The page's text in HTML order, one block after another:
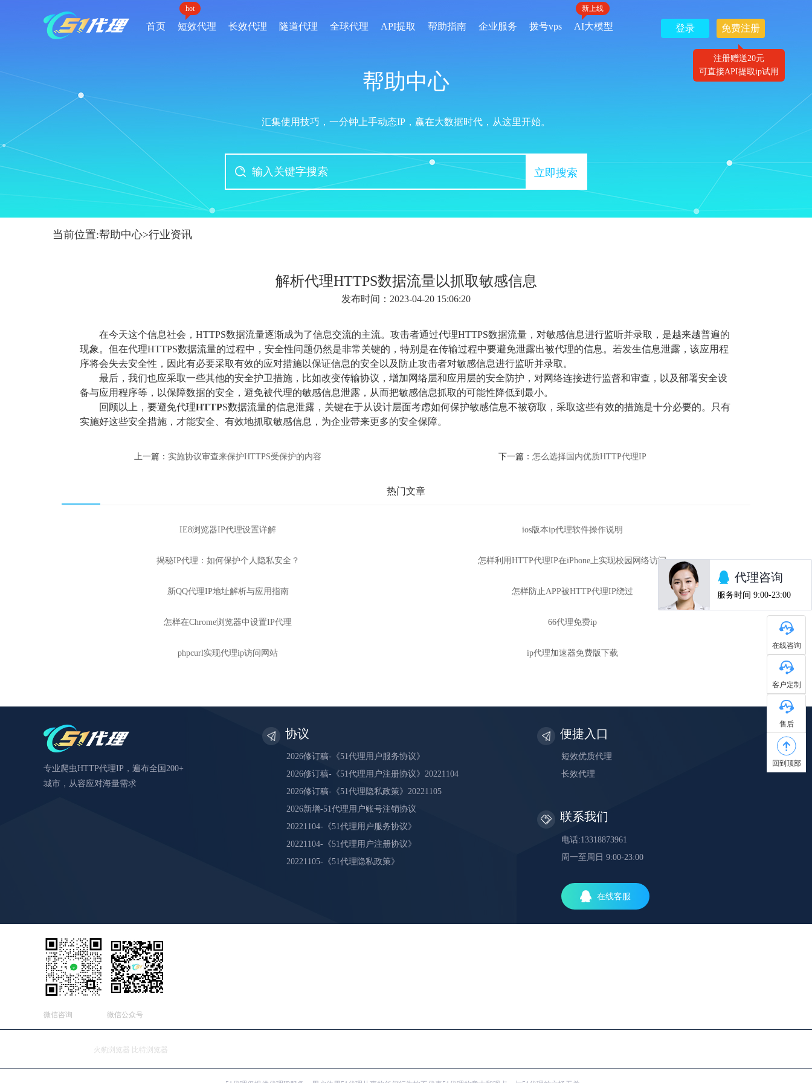
首页
hot
短效代理 长效代理 隧道代理 全球代理 API提取 帮助指南 企业服务 拨号vps
新上线
AI大模型 登录
注册赠送20元
可直接API提取ip试用
免费注册
帮助中心
汇集使用技巧，一分钟上手动态IP，赢在大数据时代，从这里开始。
立即搜索
当前位置:帮助中心>行业资讯
解析代理HTTPS数据流量以抓取敏感信息
发布时间：2023-04-20 15:06:20
在今天这个信息社会，HTTPS数据流量逐渐成为了信息交流的主流。攻击者通过代理HTTPS数据流量，对敏感信息进行监听并录取，是越来越普遍的
现象。但在代理HTTPS数据流量的过程中，安全性问题仍然是非常关键的，特别是在传输过程中要避免泄露出被代理的信息。若发生信息泄露，该应用程
序将会失去安全性，因此有必要采取有效的应对措施以保证信息的安全以及防止攻击者对敏感信息进行监听并录取。
最后，我们也应采取一些其他的安全护卫措施，比如改变传输协议，增加网络层和应用层的安全防护，对网络连接进行监督和审查，以及部署安全设
备与应用程序等，以保障数据的安全，避免被代理的敏感信息泄露，从而把敏感信息抓取的可能性降低到最小。
回顾以上，要避免代理HTTPS数据流量的信息泄露，关键在于从设计层面考虑如何保护敏感信息不被窃取，采取这些有效的措施是十分必要的。只有
实施好这些安全措施，才能安全、有效地抓取敏感信息，为企业带来更多的安全保障。
上一篇： 实施协议审查来保护HTTPS受保护的内容 下一篇： 怎么选择国内优质HTTP代理IP
热门文章
IE8浏览器IP代理设置详解 ios版本ip代理软件操作说明
揭秘IP代理：如何保护个人隐私安全？ 怎样利用HTTP代理IP在iPhone上实现校园网络访问
新QQ代理IP地址解析与应用指南 怎样防止APP被HTTP代理IP绕过
怎样在Chrome浏览器中设置IP代理 66代理免费ip
phpcurl实现代理ip访问网站 ip代理加速器免费版下载
在线咨询
客户定制
售后
回到顶部
专业爬虫HTTP代理IP，遍布全国200+
城市，从容应对海量需求
协议
2026修订稿-《51代理用户服务协议》
2026修订稿-《51代理用户注册协议》20221104
2026修订稿-《51代理隐私政策》20221105
2026新增-51代理用户账号注销协议
20221104-《51代理用户服务协议》
20221104-《51代理用户注册协议》
20221105-《51代理隐私政策》
便捷入口
短效优质代理
长效代理
联系我们
电话:13318873961
周一至周日 9:00-23:00
在线客服
微信咨询 微信公众号
火豹浏览器 比特浏览器